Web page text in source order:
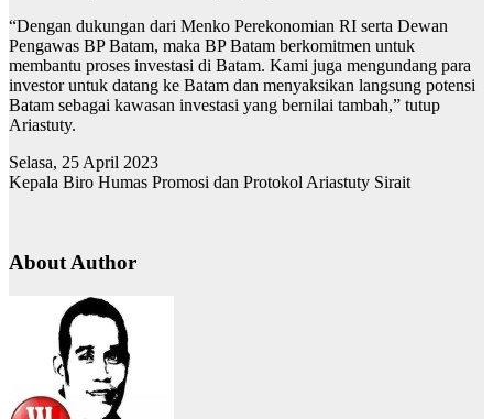
“Dengan dukungan dari Menko Perekonomian RI serta Dewan
Pengawas BP Batam, maka BP Batam berkomitmen untuk
membantu proses investasi di Batam. Kami juga mengundang para
investor untuk datang ke Batam dan menyaksikan langsung potensi
Batam sebagai kawasan investasi yang bernilai tambah,” tutup
Ariastuty.
Selasa, 25 April 2023
Kepala Biro Humas Promosi dan Protokol Ariastuty Sirait
About Author